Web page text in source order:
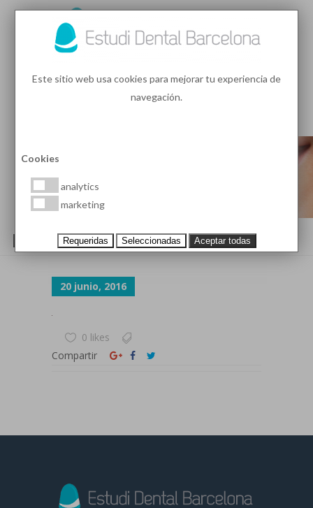
BLOG-25
20 junio, 2016
0 likes
Compartir
Este sitio web usa cookies para mejorar tu experiencia de
navegación.
Cookies
analytics
marketing
Requeridas Seleccionadas Aceptar todas